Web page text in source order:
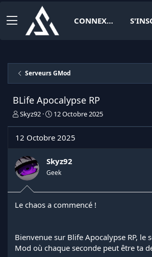
CONNEXION
Serveurs GMod
BLife Apocalypse RP
I
t
a
t
e
u
d
a
d
i
Skyz92
D
e
e
d
é
t
12 Octobre 2025
12 Octobre 2025
Skyz92
Geek
Le chaos a commencé !
Bienvenue sur Blife Apocalypse RP, le
Mod où chaque seconde peut être ta